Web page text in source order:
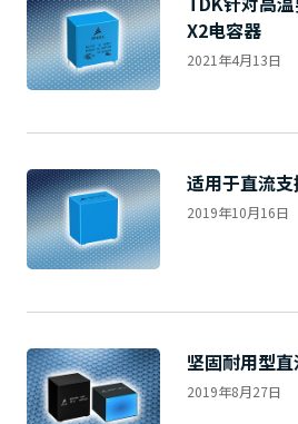
X2电容器
2021年4月13日
适用于直流
2019年10月16日
坚固耐用型
2019年8月27日